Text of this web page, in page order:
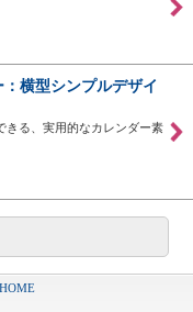
横型シンプルデザイ
きる、実用的なカレンダー素
HOME